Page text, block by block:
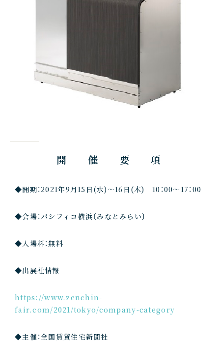
開 催 要 項
◆開期：2021年9月15日(水)～16日(木) 10：00～17：00
◆会場：パシフィコ横浜〔みなとみらい〕
◆入場料：無料
◆出展社情報
https://www.zenchin-
fair.com/2021/tokyo/company-category
◆主催：全国賃貸住宅新聞社